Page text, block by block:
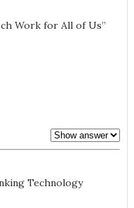
Work for All of Us”
Technology